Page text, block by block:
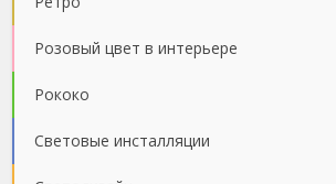
Розовый цвет в интерьере
Рококо
Световые инсталляции